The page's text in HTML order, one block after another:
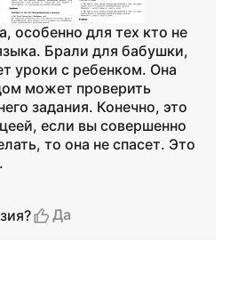
особенно для тех кто не
Брали для бабушки,
уроки с ребенком. Она
может проверить
задания. Конечно, это
если вы совершенно
то она не спасет. Это
Да